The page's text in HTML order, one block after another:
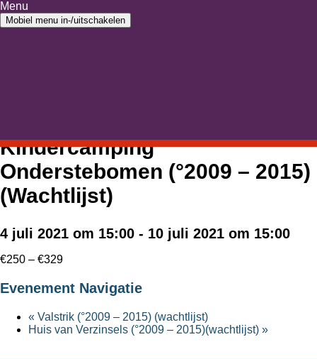
Ga naar inhoud
Menu
Mobiel menu in-/uitschakelen
Kindercamping
Onderstebomen (°2009 – 2015)
(Wachtlijst)
4 juli 2021 om 15:00 - 10 juli 2021 om 15:00
€250 – €329
Evenement Navigatie
« Valstrik (°2009 – 2015) (wachtlijst)
Huis van Verzinsels (°2009 – 2015)(wachtlijst) »